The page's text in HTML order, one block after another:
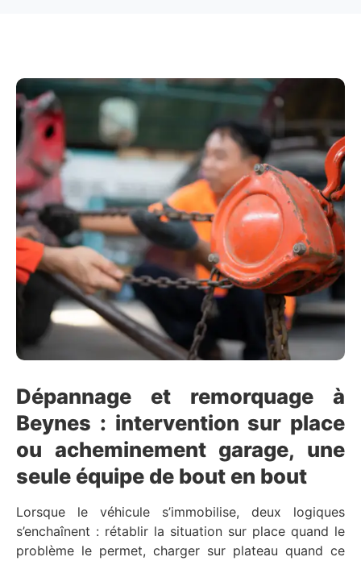
Dépannage et remorquage à
Beynes : intervention sur place
ou acheminement garage, une
seule équipe de bout en bout
Lorsque le véhicule s’immobilise, deux logiques
s’enchaînent : rétablir la situation sur place quand le
problème le permet, charger sur plateau quand ce